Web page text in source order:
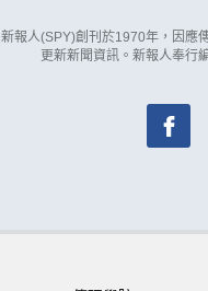
新報人(SPY)創刊於1970年，因應
更新新聞資訊。新報人奉行